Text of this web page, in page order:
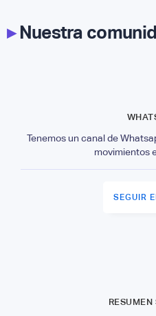
▸Nuestra
Tenemos un canal de
movimientos
SEGUIR
RESUMEN